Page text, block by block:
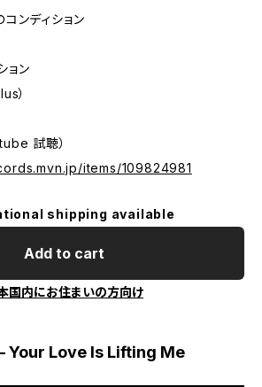
コンディション
ョン
）
試聴）
items/109824981
shipping available
Add to cart
国内にお住まいの方向け
Your Love Is Lifting Me